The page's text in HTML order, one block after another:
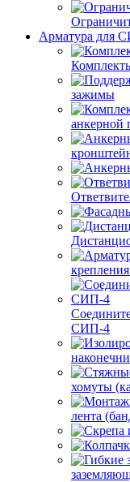
Арматура для
зажимы
анкерной
СИП-4
хомуты
лента